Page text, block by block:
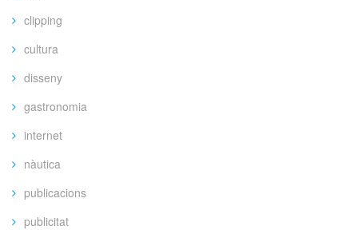
clipping
cultura
disseny
gastronomia
internet
nàutica
publicacions
publicitat